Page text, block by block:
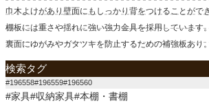
巾木よけがあり壁面にもしっかり背をつけることがで
棚板には重さや揺れに強い強力金具を採用しています
裏面にゆがみやガタツキを防止するための補強板あり
検索タグ
#196558#196559#196560
#家具#収納家具#本棚・書棚